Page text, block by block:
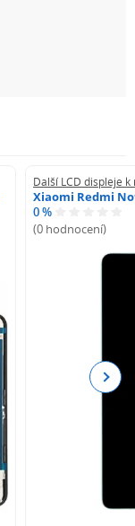
Další LCD displeje
Xiaomi Redmi
0 %
(0 hodnocení)
Next